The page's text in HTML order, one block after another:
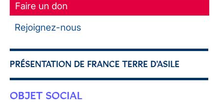
Faire un don
Rejoignez-nous
PRÉSENTATION DE FRANCE TERRE D'ASILE
OBJET SOCIAL